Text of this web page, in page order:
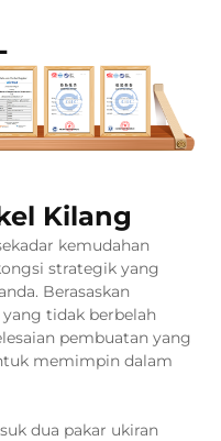
Kilang
kemudahan
strategik yang
Berasaskan
tidak berbelah
pembuatan yang
memimpin dalam
dua pakar ukiran